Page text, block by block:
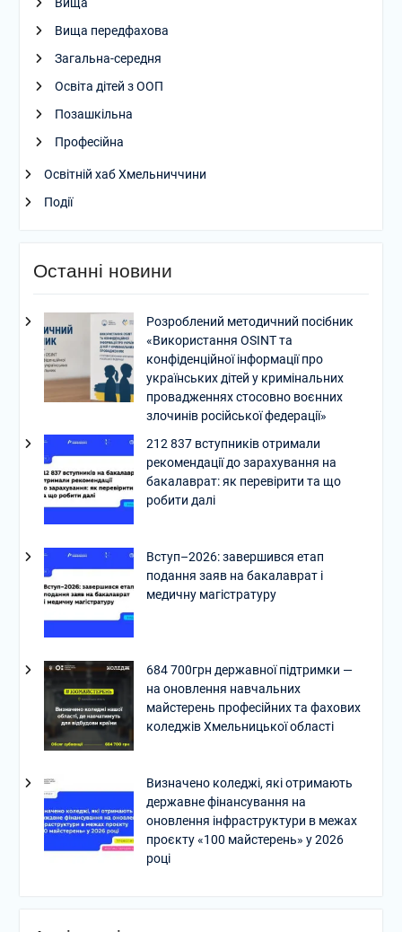
Вища передфахова
Загальна-середня
Освіта дітей з ООП
Позашкільна
Професійна
Освітній хаб Хмельниччини
Події
Останні новини
Розроблений методичний посібник
«Використання OSINT та
конфіденційної інформації про
українських дітей у кримінальних
провадженнях стосовно воєнних
злочинів російської федерації»
212 837 вступників отримали
рекомендації до зарахування на
бакалаврат: як перевірити та що
робити далі
Вступ–2026: завершився етап
подання заяв на бакалаврат і
медичну магістратуру
684 700грн державної підтримки —
на оновлення навчальних
майстерень професійних та фахових
коледжів Хмельницької області
Визначено коледжі, які отримають
державне фінансування на
оновлення інфраструктури в межах
проєкту «100 майстерень» у 2026
році